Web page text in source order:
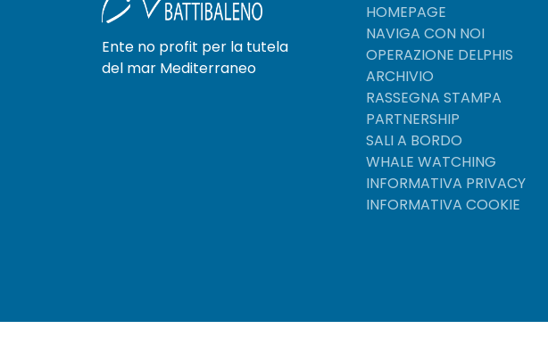
Ente no profit per la tutela
del mar Mediterraneo
HOMEPAGE
NAVIGA CON NOI
OPERAZIONE DELPHIS
ARCHIVIO
RASSEGNA STAMPA
PARTNERSHIP
SALI A BORDO
WHALE WATCHING
INFORMATIVA PRIVACY
INFORMATIVA COOKIE